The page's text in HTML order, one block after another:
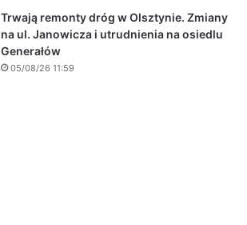
Trwają remonty dróg w Olsztynie. Zmiany
na ul. Janowicza i utrudnienia na osiedlu
Generałów
05/08/26 11:59